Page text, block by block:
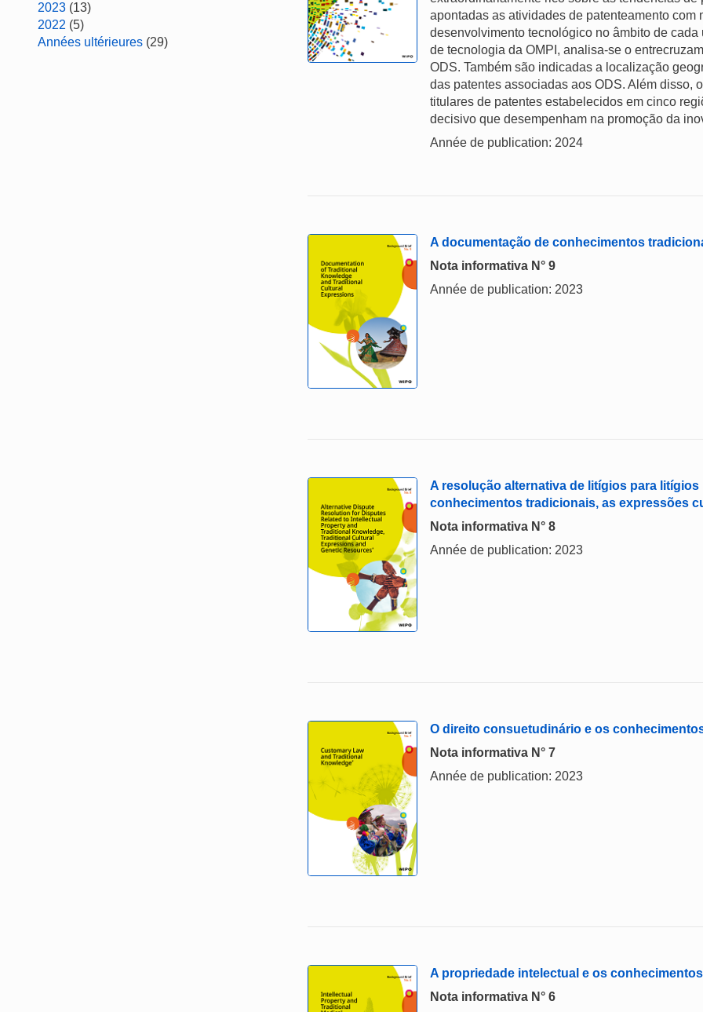
2023 (13)
2022 (5)
Années ultérieures (29)
apontadas as atividades de patenteamento
desenvolvimento tecnológico no âmbito de
de tecnologia da OMPI, analisa-se o
ODS. Também são indicadas a localização
das patentes associadas aos ODS. Além disso,
titulares de patentes estabelecidos em cinco
decisivo que desempenham na promoção da
Année de publication: 2024
A documentação de conhecimentos
Nota informativa N° 9
Année de publication: 2023
A resolução alternativa de litígios para
conhecimentos tradicionais, as expressões
Nota informativa N° 8
Année de publication: 2023
O direito consuetudinário e os
Nota informativa N° 7
Année de publication: 2023
A propriedade intelectual e os
Nota informativa N° 6